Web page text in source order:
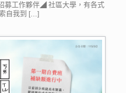
募工作夥伴◢ 社區大學，有各式
自我到 […]